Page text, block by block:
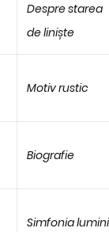
Despre starea
de liniște
Motiv rustic
Biografie
Simfonia